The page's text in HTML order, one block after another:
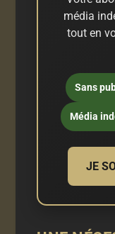
média
tout en
Sans
Média
JE